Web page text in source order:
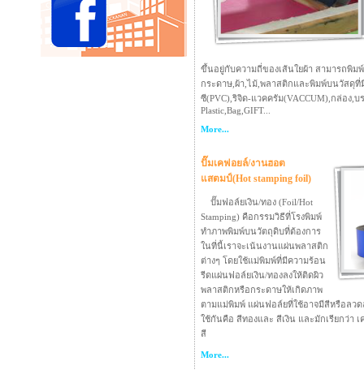
ขึ้นอยู่กับความถี่ของเส้นใยผ้า สามารถพิ
กระดาษ,ผ้า,ไม้,พลาสติกและพิมพ์บนวัสดุที่
ซี(PVC),ริจิด-แวคครัม(VACCUM),กล่อง,บ
Plastic,Bag,GIFT...
More...
ปั๊มเคฟอยล์/งานฮอต
แสตมป์(Hot stamping foil)
ปั๊มฟอล์ยเงิน/ทอง (Foil/Hot
Stamping) คือกรรมวิธีที่โรงพิมพ์
ทำภาพพิมพ์บนวัตถุดิบที่ต้องการ
ในที่นี้เราจะเน้นงานแผ่นพลาสติก
ต่างๆ โดยใช้แม่พิมพ์ที่มีความร้อน
รีดแผ่นฟอล์ยเงิน/ทองลงให้ติดผิว
พลาสติกหรือกระดาษให้เกิดภาพ
ตามแม่พิมพ์ แผ่นฟอล์ยที่ใช้อาจมีสีหรือลว
ใช้กันคือ สีทองและ สีเงิน และมักเรียกว่า
สี
More...